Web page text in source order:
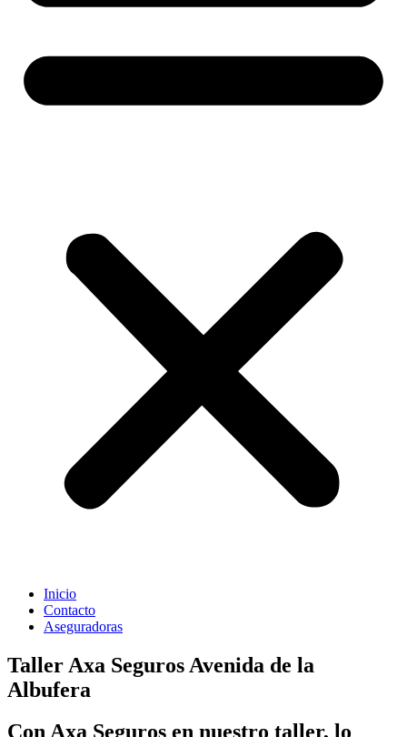
Inicio
Contacto
Aseguradoras
Taller Axa Seguros Avenida de la
Albufera
Con Axa Seguros en nuestro taller, lo